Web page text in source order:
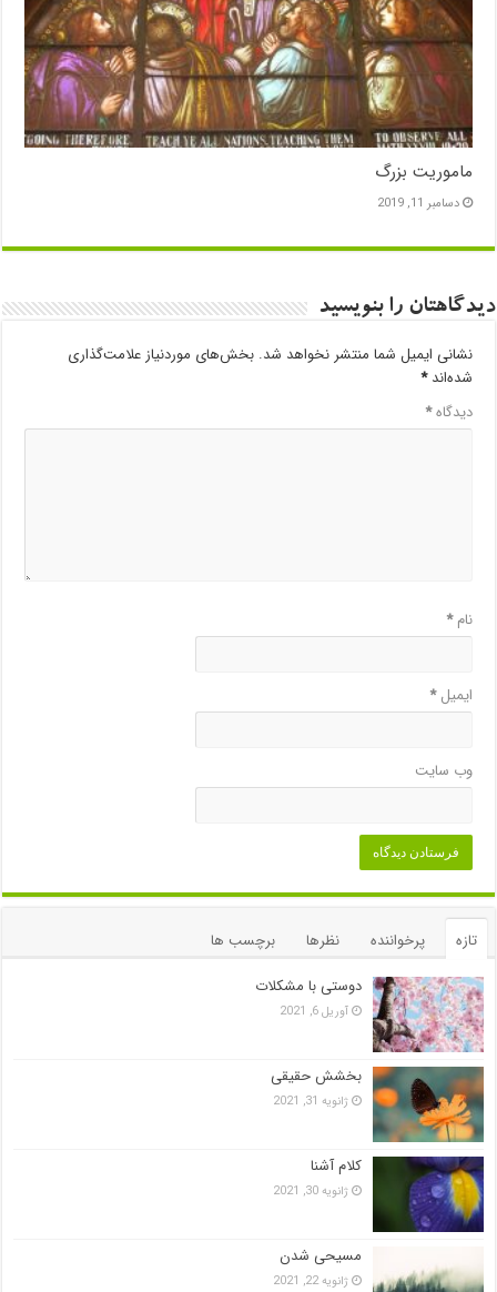
ماموریت بزرگ
دسامبر 11, 2019
دیدگاهتان را بنویسید
نشانی ایمیل شما منتشر نخواهد شد. بخش‌های موردنیاز علامت‌گذاری
شده‌اند*
دیدگاه*
نام*
ایمیل*
وب‌ سایت
تازه پرخواننده نظرها
برچسب ها
دوستی با مشکلات
آوریل 6, 2021
بخشش حقیقی
ژانویه 31, 2021
کلام آشنا
ژانویه 30, 2021
مسیحی شدن
ژانویه 22, 2021